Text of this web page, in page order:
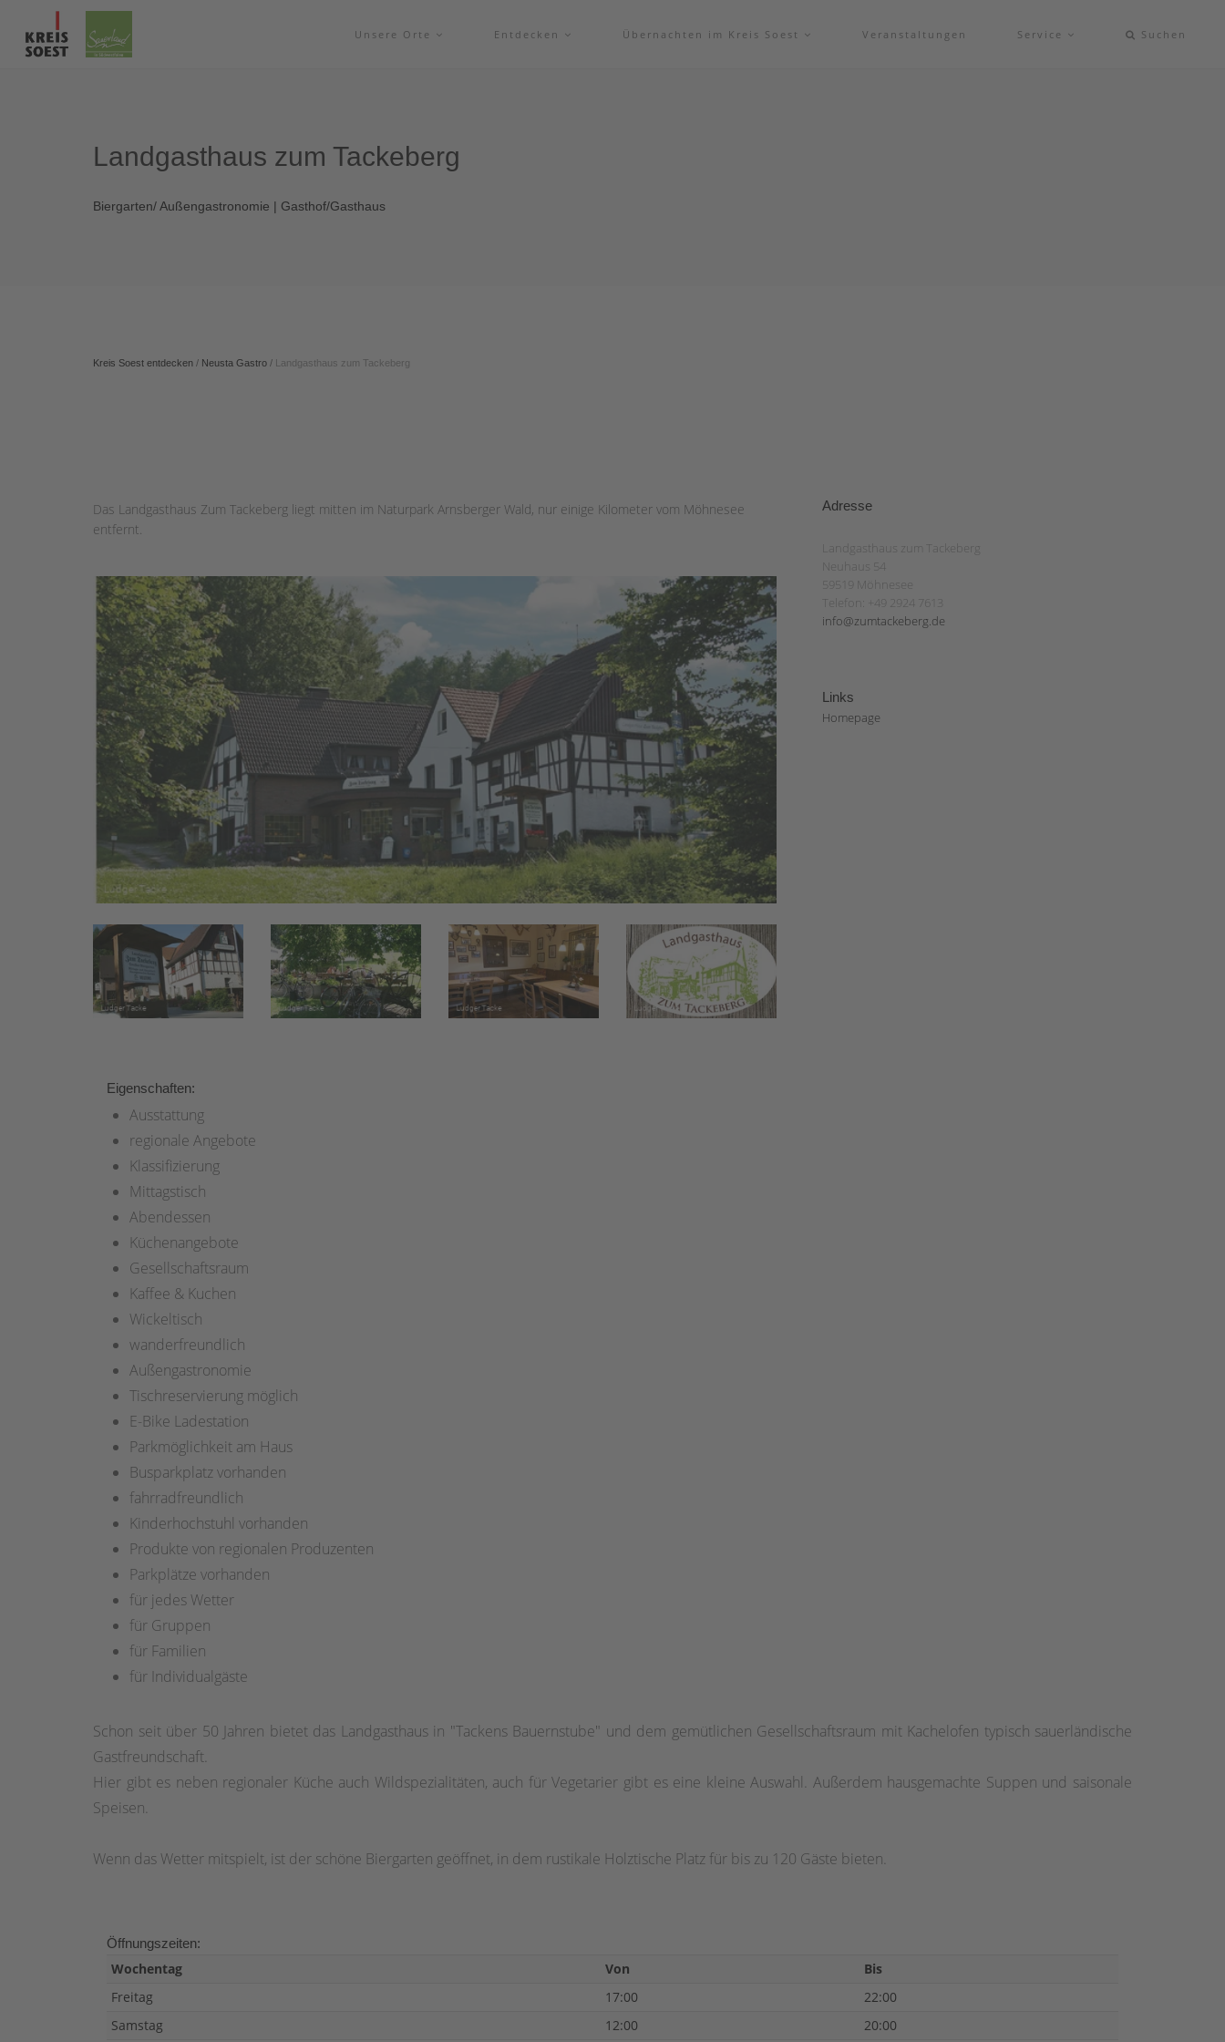
Unsere Orte Entdecken Übernachten im Kreis Soest Veranstaltungen Service Suchen
Landgasthaus zum Tackeberg
Biergarten/ Außengastronomie | Gasthof/Gasthaus
Kreis Soest entdecken / Neusta Gastro / Landgasthaus zum Tackeberg
Das Landgasthaus Zum Tackeberg liegt mitten im Naturpark Arnsberger Wald, nur einige Kilometer vom Möhnesee
entfernt.
Adresse
Landgasthaus zum Tackeberg
Neuhaus 54
59519 Möhnesee
Telefon: +49 2924 7613
info@zumtackeberg.de
Links
Homepage
Eigenschaften:
Ausstattung
regionale Angebote
Klassifizierung
Mittagstisch
Abendessen
Küchenangebote
Gesellschaftsraum
Kaffee & Kuchen
Wickeltisch
wanderfreundlich
Außengastronomie
Tischreservierung möglich
E-Bike Ladestation
Parkmöglichkeit am Haus
Busparkplatz vorhanden
fahrradfreundlich
Kinderhochstuhl vorhanden
Produkte von regionalen Produzenten
Parkplätze vorhanden
für jedes Wetter
für Gruppen
für Familien
für Individualgäste
Schon seit über 50 Jahren bietet das Landgasthaus in "Tackens Bauernstube" und dem gemütlichen Gesellschaftsraum mit Kachelofen typisch sauerländische
Gastfreundschaft.
Hier gibt es neben regionaler Küche auch Wildspezialitäten, auch für Vegetarier gibt es eine kleine Auswahl. Außerdem hausgemachte Suppen und saisonale
Speisen.
Wenn das Wetter mitspielt, ist der schöne Biergarten geöffnet, in dem rustikale Holztische Platz für bis zu 120 Gäste bieten.
Öffnungszeiten:
Wochentag Von
Bis
Freitag
17:00
22:00
Samstag
12:00
20:00